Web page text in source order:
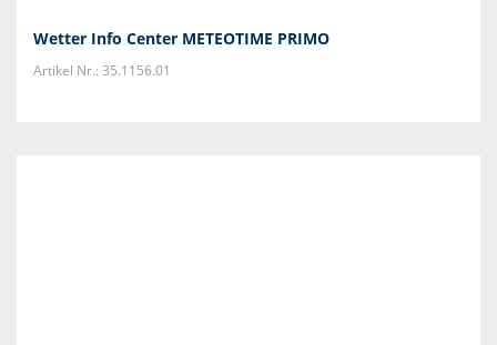
Wetter Info Center METEOTIME PRIMO
Artikel Nr.: 35.1156.01